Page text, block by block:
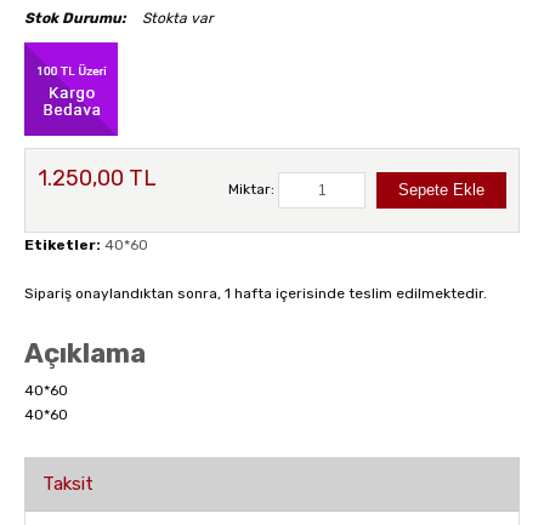
Stok Durumu:
Stokta var
1.250,00 TL Miktar:
Etiketler: 40*60
Sipariş onaylandıktan sonra, 1 hafta içerisinde teslim edilmektedir.
Açıklama
40*60
40*60
Taksit